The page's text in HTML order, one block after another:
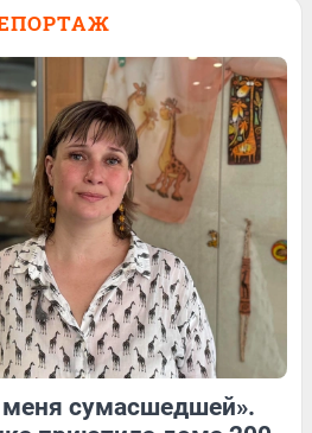
37 Обсудить
39
меня сумасшедшей».